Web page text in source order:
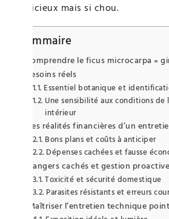
capricieux mais si chou.
Sommaire
Comprendre le ficus microcarpa «
besoins réels
Essentiel botanique et
Une sensibilité aux conditions de
intérieur
Les réalités financières d’un
Bons plans et coûts à anticiper
Dépenses cachées et fausse
Dangers cachés et gestion
Toxicité et sécurité domestique
Parasites résistants et erreurs
Maîtriser l’entretien technique